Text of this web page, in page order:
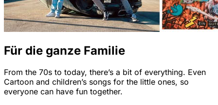
Für die ganze Familie
From the 70s to today, there’s a bit of everything. Even
Cartoon and children’s songs for the little ones, so
everyone can have fun together.